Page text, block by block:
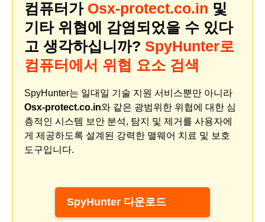
컴퓨터가 Osx-protect.co.in 및
기타 위협에 감염되었을 수 있다
고 생각하십니까? SpyHunter로
컴퓨터에서 위협 요소 검색
SpyHunter는 일대일 기술 지원 서비스뿐만 아니라
Osx-protect.co.in와 같은 광범위한 위협에 대한 심
층적인 시스템 보안 분석, 탐지 및 제거를 사용자에
게 제공하도록 설계된 강력한 맬웨어 치료 및 보호
도구입니다.
SpyHunter 다운로드